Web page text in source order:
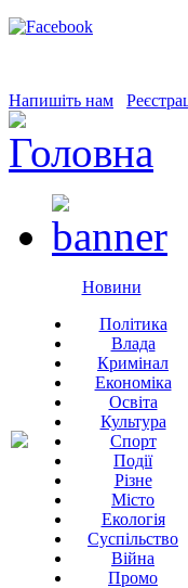
Напишіть нам
Новини
Політика
Влада
Кримінал
Економіка
Освіта
Культура
Спорт
Події
Різне
Місто
Екологія
Суспільство
Війна
Промо